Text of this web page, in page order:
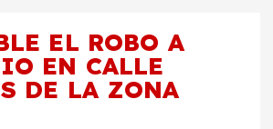
EL ROBO A
EN CALLE
DE LA ZONA